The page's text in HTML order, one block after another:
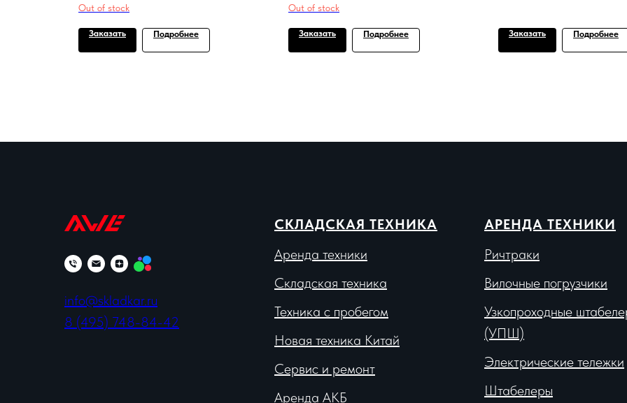
Out of stock
Заказать Подробнее
Out of stock
Заказать Подробнее Заказать Подробнее
info@skladkar.ru
8 (495) 748-84-42
СКЛАДСКАЯ ТЕХНИКА
Аренда техники
Складская техника
Техника с пробегом
Новая техника Китай
Сервис и ремонт
Аренда АКБ
АРЕНДА ТЕХНИКИ
Ричтраки
Вилочные погрузчики
Узкопроходные
(УПШ)
Электрические тележки
Штабелеры